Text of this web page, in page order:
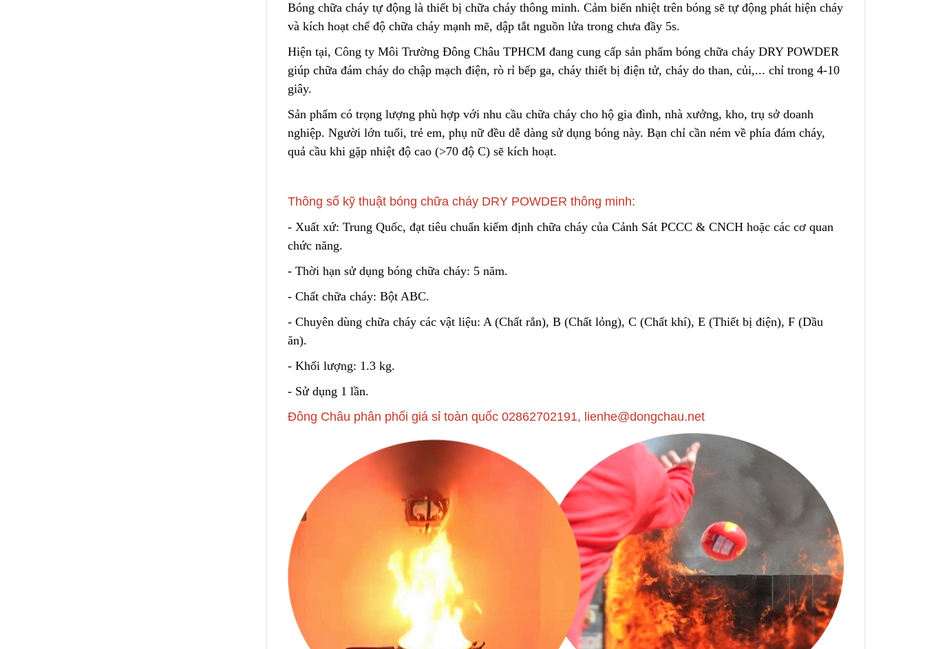
Bóng chữa cháy tự động là thiết bị chữa cháy thông minh. Cảm biến nhiệt trên bóng sẽ tự động phát hiện cháy
và kích hoạt chế độ chữa cháy mạnh mẽ, dập tắt nguồn lửa trong chưa đầy 5s.
Hiện tại, Công ty Môi Trường Đông Châu TPHCM đang cung cấp sản phẩm bóng chữa cháy DRY POWDER
giúp chữa đám cháy do chập mạch điện, rò rỉ bếp ga, cháy thiết bị điện tử, cháy do than, củi,... chỉ trong 4-10
giây.
Sản phẩm có trọng lượng phù hợp với nhu cầu chữa cháy cho hộ gia đình, nhà xưởng, kho, trụ sở doanh
nghiệp. Người lớn tuổi, trẻ em, phụ nữ đều dễ dàng sử dụng bóng này. Bạn chỉ cần ném về phía đám cháy,
quả cầu khi gặp nhiệt độ cao (>70 độ C) sẽ kích hoạt.
Thông số kỹ thuật bóng chữa cháy DRY POWDER thông minh:
- Xuất xứ: Trung Quốc, đạt tiêu chuẩn kiểm định chữa cháy của Cảnh Sát PCCC & CNCH hoặc các cơ quan
chức năng.
- Thời hạn sử dụng bóng chữa cháy: 5 năm.
- Chất chữa cháy: Bột ABC.
- Chuyên dùng chữa cháy các vật liệu: A (Chất rắn), B (Chất lỏng), C (Chất khí), E (Thiết bị điện), F (Dầu
ăn).
- Khối lượng: 1.3 kg.
- Sử dụng 1 lần.
Đông Châu phân phối giá sỉ toàn quốc 02862702191, lienhe@dongchau.net